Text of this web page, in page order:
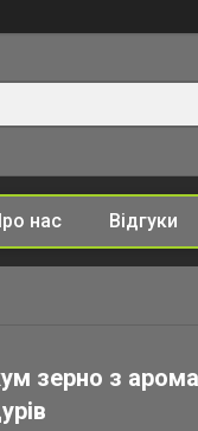
нас Відгуки
зерно з